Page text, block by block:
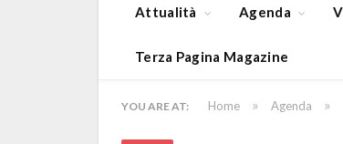
Attualità Agenda
Terza Pagina Magazine
YOU ARE AT: Home » Agenda »